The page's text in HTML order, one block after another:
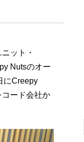
ット・
Nutsのオー
にCreepy
ード会社か